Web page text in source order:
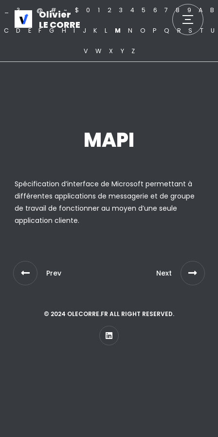
Olivier
LE CORRE
? . @ # ~ $ 0 1 2 3 4 5 6 7 8 9 A B
C D E F G H I J K L M N O P Q R S T U
V W X Y Z
MAPI
Spécification d’interface de Microsoft permettant à
différentes applications de messagerie et de groupe
de travail de fonctionner au moyen d’une seule
application cliente.
Prev Next
© 2024 OLECORRE.FR ALL RIGHT RESERVED.